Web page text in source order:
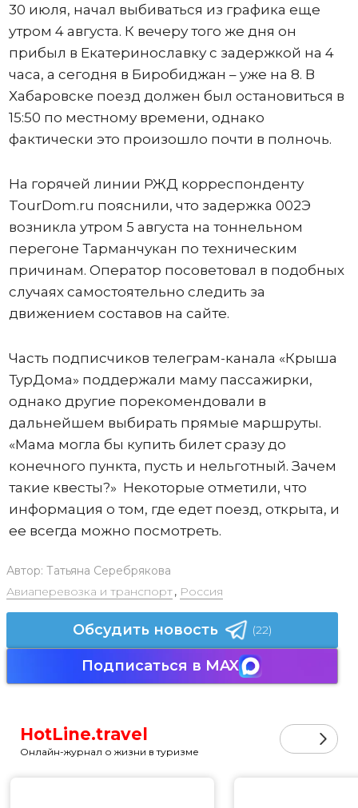
30 июля, начал выбиваться из графика еще
утром 4 августа. К вечеру того же дня он
прибыл в Екатеринославку с задержкой на 4
часа, а сегодня в Биробиджан – уже на 8. В
Хабаровске поезд должен был остановиться в
15:50 по местному времени, однако
фактически это произошло почти в полночь.
На горячей линии РЖД корреспонденту
TourDom.ru пояснили, что задержка 002Э
возникла утром 5 августа на тоннельном
перегоне Тарманчукан по техническим
причинам. Оператор посоветовал в подобных
случаях самостоятельно следить за
движением составов на сайте.
Часть подписчиков телеграм-канала «Крыша
ТурДома» поддержали маму пассажирки,
однако другие порекомендовали в
дальнейшем выбирать прямые маршруты.
«Мама могла бы купить билет сразу до
конечного пункта, пусть и нельготный. Зачем
такие квесты?» Некоторые отметили, что
информация о том, где едет поезд, открыта, и
ее всегда можно посмотреть.
Автор: Татьяна Серебрякова
Авиаперевозка и транспорт, Россия
Обсудить новость (22)
Подписаться в MAX
HotLine.travel
Онлайн-журнал о жизни в туризме